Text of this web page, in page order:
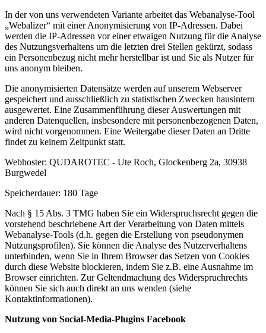
In der von uns verwendeten Variante arbeitet das Webanalyse-Tool
„Webalizer“ mit einer Anonymisierung von IP-Adressen. Dabei
werden die IP-Adressen vor einer etwaigen Nutzung für die Analyse
des Nutzungsverhaltens um die letzten drei Stellen gekürzt, sodass
ein Personenbezug nicht mehr herstellbar ist und Sie als Nutzer für
uns anonym bleiben.
Die anonymisierten Datensätze werden auf unserem Webserver
gespeichert und ausschließlich zu statistischen Zwecken hausintern
ausgewertet. Eine Zusammenführung dieser Auswertungen mit
anderen Datenquellen, insbesondere mit personenbezogenen Daten,
wird nicht vorgenommen. Eine Weitergabe dieser Daten an Dritte
findet zu keinem Zeitpunkt statt.
Webhoster: QUDAROTEC - Ute Roch, Glockenberg 2a, 30938
Burgwedel
Speicherdauer: 180 Tage
Nach § 15 Abs. 3 TMG haben Sie ein Widerspruchsrecht gegen die
vorstehend beschriebene Art der Verarbeitung von Daten mittels
Webanalyse-Tools (d.h. gegen die Erstellung von pseudonymen
Nutzungsprofilen). Sie können die Analyse des Nutzerverhaltens
unterbinden, wenn Sie in Ihrem Browser das Setzen von Cookies
durch diese Website blockieren, indem Sie z.B. eine Ausnahme im
Browser einrichten. Zur Geltendmachung des Widerspruchrechts
können Sie sich auch direkt an uns wenden (siehe
Kontaktinformationen).
Nutzung von Social-Media-Plugins Facebook